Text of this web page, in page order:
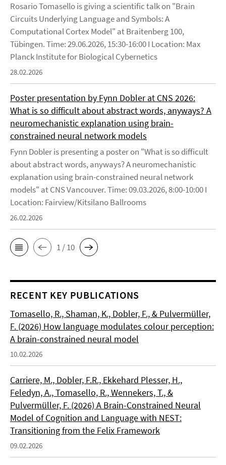
Rosario Tomasello is giving a scientific talk on "Brain
Circuits Underlying Language and Symbols: A
Computational Cortex Model" at Braitenberg 100,
Tübingen. Time: 29.06.2026, 15:30-16:00 I Location: Max
Planck Institute for Biological Cybernetics
28.02.2026
Poster presentation by Fynn Dobler at CNS 2026:
What is so difficult about abstract words, anyways? A
neuromechanistic explanation using brain-
constrained neural network models
Fynn Dobler is presenting a poster on "What is so difficult
about abstract words, anyways? A neuromechanistic
explanation using brain-constrained neural network
models" at CNS Vancouver. Time: 09.03.2026, 8:00-10:00 I
Location: Fairview/Kitsilano Ballrooms
26.02.2026
1 / 10
RECENT KEY PUBLICATIONS
Tomasello, R., Shaman, K., Dobler, F., & Pulvermüller,
F. (2026) How language modulates colour perception:
A brain-constrained neural model
10.02.2026
Carriere, M., Dobler, F.R., Ekkehard Plesser, H.,
Feledyn, A., Tomasello, R., Wennekers, T., &
Pulvermüller, F. (2026) A Brain-Constrained Neural
Model of Cognition and Language with NEST:
Transitioning from the Felix Framework
09.02.2026